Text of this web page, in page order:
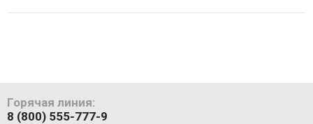
Горячая линия:
8 (800) 555-777-9